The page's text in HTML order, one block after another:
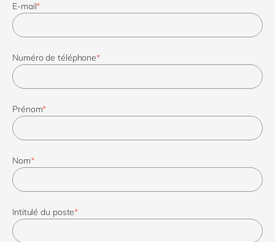
E-mail*
Numéro de téléphone*
Prénom*
Nom*
Intitulé du poste*